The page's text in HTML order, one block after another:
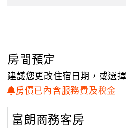
地
圖
顧
務
房間預定
建議您更改住宿日期，或選
房價已內含服務費及稅金
富朗商務客房